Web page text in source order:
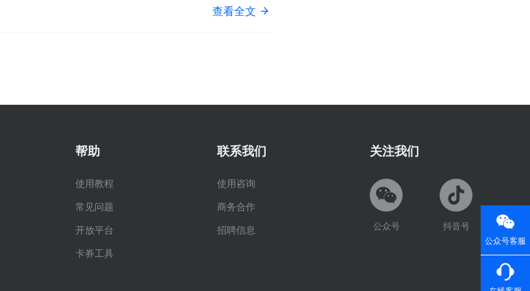
公众号客服
查看全文
帮助
使用教程
常见问题
开放平台
卡券工具
联系我们
使用咨询
商务合作
招聘信息
关注我们
公众号 抖音号